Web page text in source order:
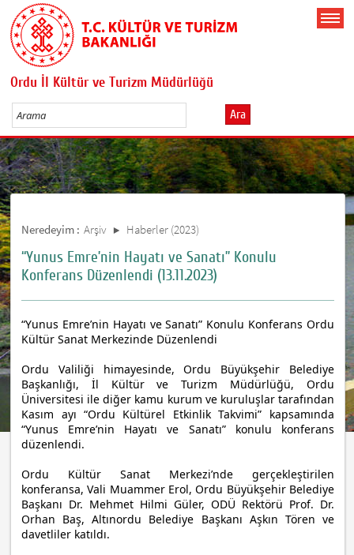
Ordu İl Kültür ve Turizm Müdürlüğü
Ara
Neredeyim : Arşiv Haberler (2023)
“Yunus Emre’nin Hayatı ve Sanatı” Konulu
Konferans Düzenlendi (13.11.2023)
“Yunus Emre’nin Hayatı ve Sanatı” Konulu Konferans Ordu
Kültür Sanat Merkezinde Düzenlendi
Ordu Valiliği himayesinde, Ordu Büyükşehir Belediye
Başkanlığı, İl Kültür ve Turizm Müdürlüğü, Ordu
Üniversitesi ile diğer kamu kurum ve kuruluşlar tarafından
Kasım ayı “Ordu Kültürel Etkinlik Takvimi” kapsamında
“Yunus Emre’nin Hayatı ve Sanatı” konulu konferans
düzenlendi.
Ordu Kültür Sanat Merkezi’nde gerçekleştirilen
konferansa, Vali Muammer Erol, Ordu Büyükşehir Belediye
Başkanı Dr. Mehmet Hilmi Güler, ODÜ Rektörü Prof. Dr.
Orhan Baş, Altınordu Belediye Başkanı Aşkın Tören ve
davetliler katıldı.